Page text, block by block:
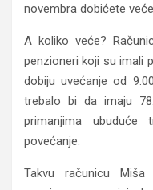
novembra dobićete
A koliko veće?
penzioneri koji su imali
dobiju uvećanje od
trebalo bi da imaju
primanjima
povećanje.
Takvu računicu Miša